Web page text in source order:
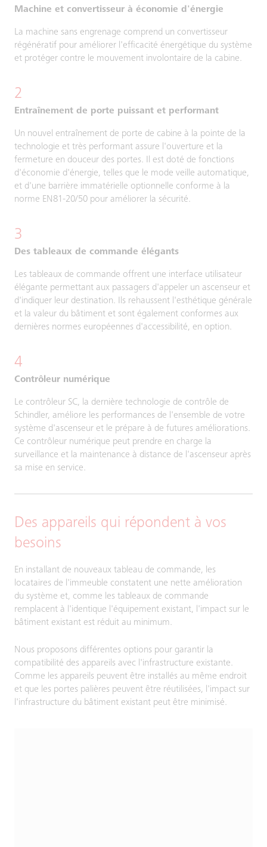
Machine et convertisseur à économie d'énergie
La machine sans engrenage comprend un convertisseur
régénératif pour améliorer l'efficacité énergétique du système
et protéger contre le mouvement involontaire de la cabine.
2
Entraînement de porte puissant et performant
Un nouvel entraînement de porte de cabine à la pointe de la
technologie et très performant assure l'ouverture et la
fermeture en douceur des portes. Il est doté de fonctions
d'économie d'énergie, telles que le mode veille automatique,
et d'une barrière immatérielle optionnelle conforme à la
norme EN81-20/50 pour améliorer la sécurité.
3
Des tableaux de commande élégants
Les tableaux de commande offrent une interface utilisateur
élégante permettant aux passagers d'appeler un ascenseur et
d'indiquer leur destination. Ils rehaussent l'esthétique générale
et la valeur du bâtiment et sont également conformes aux
dernières normes européennes d'accessibilité, en option.
4
Contrôleur numérique
Le contrôleur SC, la dernière technologie de contrôle de
Schindler, améliore les performances de l'ensemble de votre
système d'ascenseur et le prépare à de futures améliorations.
Ce contrôleur numérique peut prendre en charge la
surveillance et la maintenance à distance de l'ascenseur après
sa mise en service.
Des appareils qui répondent à vos
besoins
En installant de nouveaux tableau de commande, les
locataires de l'immeuble constatent une nette amélioration
du système et, comme les tableaux de commande
remplacent à l'identique l'équipement existant, l'impact sur le
bâtiment existant est réduit au minimum.
Nous proposons différentes options pour garantir la
compatibilité des appareils avec l'infrastructure existante.
Comme les appareils peuvent être installés au même endroit
et que les portes palières peuvent être réutilisées, l'impact sur
l'infrastructure du bâtiment existant peut être minimisé.